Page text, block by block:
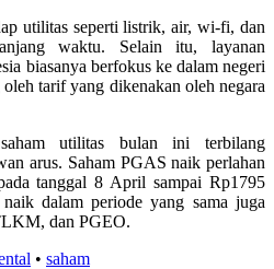
utilitas seperti listrik, air, wi-fi, dan
waktu. Selain itu, layanan
biasanya berfokus ke dalam negeri
tarif yang dikenakan oleh negara
utilitas bulan ini terbilang
arus. Saham PGAS naik perlahan
tanggal 8 April sampai Rp1795
dalam periode yang sama juga
dan PGEO.
• saham